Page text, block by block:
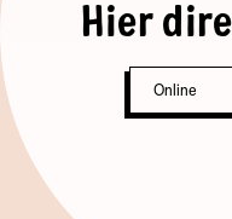
Hier
Online